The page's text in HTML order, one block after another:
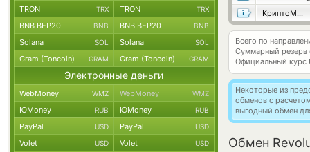
КриптоМенялка
Всего по
Суммарный резерв
Официальный курс
Некоторые из
обменов с
выгодный обмен
Обмен
TRON TRX TRON TRX
BNB BEP20 BNB BNB BEP20 BNB
Solana SOL Solana SOL
Gram (Toncoin) GRAM Gram (Toncoin) GRAM
Электронные деньги
WebMoney WMZ WebMoney WMZ
ЮMoney RUB ЮMoney RUB
PayPal USD PayPal USD
Volet USD Volet USD